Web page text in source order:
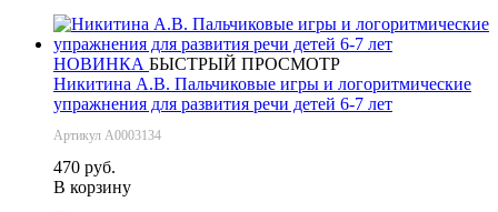
НОВИНКА БЫСТРЫЙ ПРОСМОТР
Никитина А.В. Пальчиковые игры и логоритмические
упражнения для развития речи детей 6-7 лет
Артикул А0003134
470 руб.
В корзину